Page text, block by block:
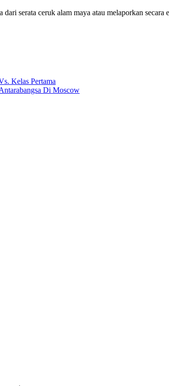
serata ceruk alam maya atau melaporkan secara
Kelas Pertama
Di Moscow